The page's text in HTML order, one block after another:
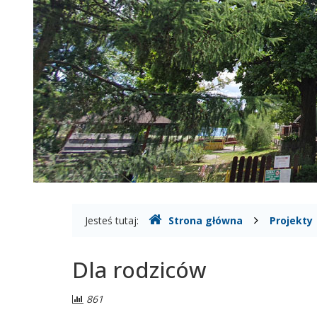
Gdzie
Jesteś tutaj: Strona główna Projekty
Dla rodziców
Liczba
861